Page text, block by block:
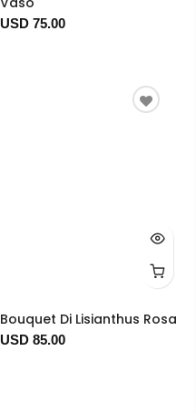
USD 75.00
Bouquet Di Lisianthus Rosa
USD 85.00